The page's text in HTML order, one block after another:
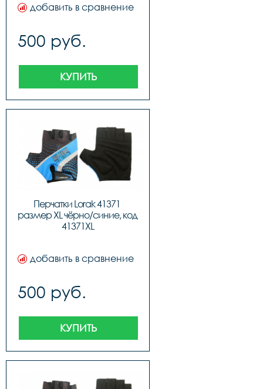
добавить в сравнение
500 руб.
КУПИТЬ
Перчатки Lorak 41371
размер XL чёрно/синие, код
41371XL
добавить в сравнение
500 руб.
КУПИТЬ